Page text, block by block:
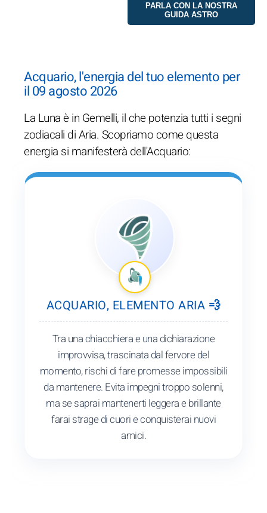
PARLA CON LA NOSTRA
GUIDA ASTRO
Acquario, l'energia del tuo elemento per
il 09 agosto 2026
La Luna è in Gemelli, il che potenzia tutti i segni
zodiacali di Aria. Scopriamo come questa
energia si manifesterà dell'Acquario:
ACQUARIO, ELEMENTO ARIA 💨
Tra una chiacchiera e una dichiarazione
improvvisa, trascinata dal fervore del
momento, rischi di fare promesse impossibili
da mantenere. Evita impegni troppo solenni,
ma se saprai mantenerti leggera e brillante
farai strage di cuori e conquisterai nuovi
amici.